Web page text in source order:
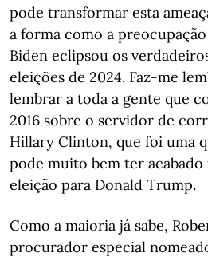
pode transformar esta
a forma como a
Biden eclipsou os
eleições de 2024. Faz-me
lembrar a toda a gente que
2016 sobre o servidor de
Hillary Clinton, que foi uma
pode muito bem ter
eleição para Donald Trump.
Como a maioria já sabe,
procurador especial